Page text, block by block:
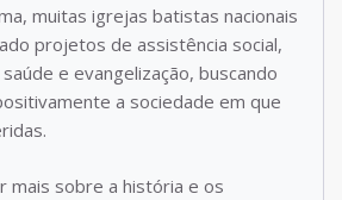
muitas igrejas batistas nacionais
projetos de assistência social,
e evangelização, buscando
a sociedade em que
mais sobre a história e os